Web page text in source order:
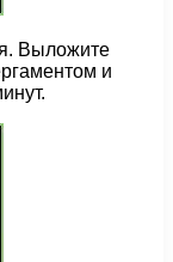
Выложите
и